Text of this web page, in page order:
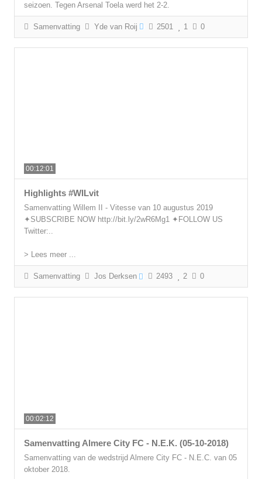
seizoen. Tegen Arsenal Toela werd het 2-2.
Samenvatting Yde van Roij 2501 1 0
00:12:01
Highlights #WILvit
Samenvatting Willem II - Vitesse van 10 augustus 2019
✦SUBSCRIBE NOW http://bit.ly/2wR6Mg1 ✦FOLLOW US
Twitter:..
> Lees meer ...
Samenvatting Jos Derksen 2493 2 0
00:02:12
Samenvatting Almere City FC - N.E.K. (05-10-2018)
Samenvatting van de wedstrijd Almere City FC - N.E.C. van 05
oktober 2018.